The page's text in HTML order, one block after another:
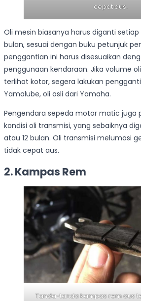
cepat aus.
Oli mesin biasanya harus diganti
bulan, sesuai dengan buku petunjuk
penggantian ini harus disesuaikan
penggunaan kendaraan. Jika volume
terlihat kotor, segera lakukan
Yamalube, oli asli dari Yamaha.
Pengendara sepeda motor matic juga
kondisi oli transmisi, yang sebaiknya
atau 12 bulan. Oli transmisi melumasi
tidak cepat aus.
2.Kampas Rem
Tanda-tanda kampas rem aus